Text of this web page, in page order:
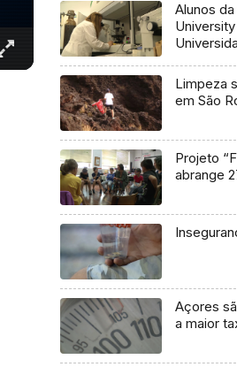
Alunos
Limpeza
em São
Projeto
abrange
Açores
a maior